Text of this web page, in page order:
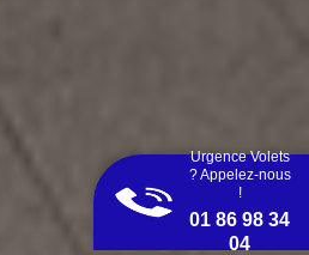
Urgence Volets
? Appelez-nous
!
01 86 98 34
04